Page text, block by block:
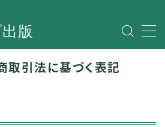
版
取引法に基づく表記